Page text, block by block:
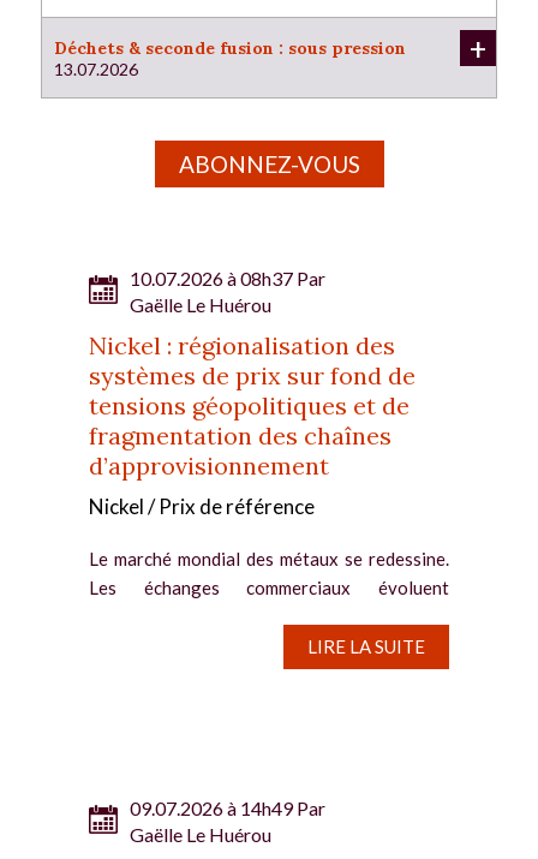
Déchets & seconde fusion : sous pression
13.07.2026
+
ABONNEZ-VOUS
10.07.2026 à 08h37 Par
Gaëlle Le Huérou
Nickel : régionalisation des
systèmes de prix sur fond de
tensions géopolitiques et de
fragmentation des chaînes
d’approvisionnement
Nickel / Prix de référence
Le marché mondial des métaux se redessine.
Les échanges commerciaux évoluent
raison des tensions géopolitiques et de la
fragmentation des chaînes
LIRE LA SUITE
09.07.2026 à 14h49 Par
Gaëlle Le Huérou